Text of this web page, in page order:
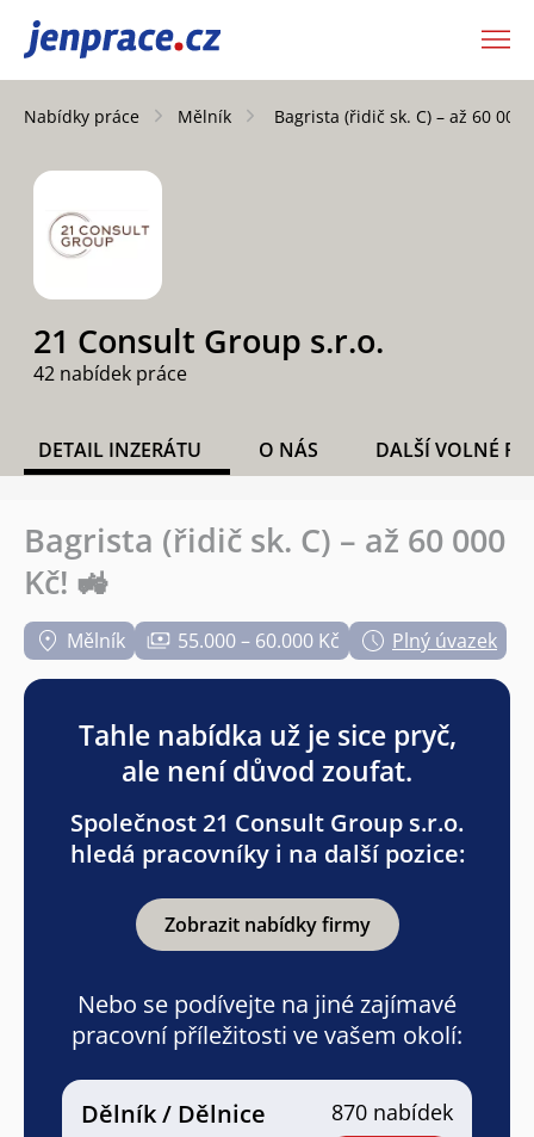
JenPráce.cz
Nabídky práce Mělník Bagrista (řidič sk. C) – až 60 000
21 Consult Group s.r.o.
42 nabídek práce
DETAIL INZERÁTU O NÁS DALŠÍ VOLNÉ
Bagrista (řidič sk. C) – až 60 000
Kč! 🚜
Mělník 55.000 – 60.000 Kč Plný úvazek
Tahle nabídka už je sice pryč,
ale není důvod zoufat.
Společnost 21 Consult Group s.r.o.
hledá pracovníky i na další pozice:
Zobrazit nabídky firmy
Nebo se podívejte na jiné zajímavé
pracovní příležitosti ve vašem okolí:
Dělník / Dělnice 870 nabídek